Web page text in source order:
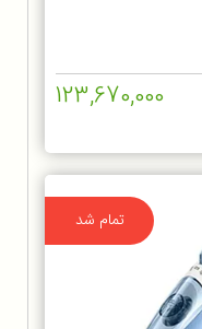
123,670,000
تمام شد